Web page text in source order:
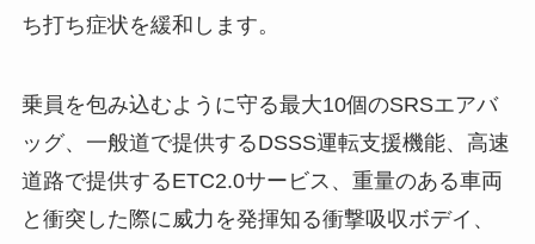
ち打ち症状を緩和します。
乗員を包み込むように守る最大10個のSRSエアバ
ッグ、一般道で提供するDSSS運転支援機能、高速
道路で提供するETC2.0サービス、重量のある車両
と衝突した際に威力を発揮知る衝撃吸収ボデイ、